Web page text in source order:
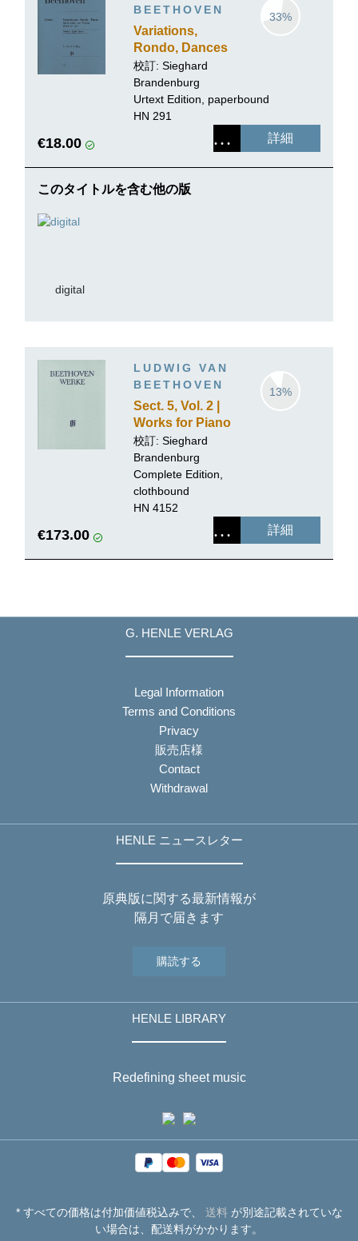
BEETHOVEN
Variations,
Rondo, Dances
for Piano and
Violin
33%
校訂: Sieghard
Brandenburg
Urtext Edition, paperbound
HN 291
€18.00 詳細
このタイトルを含む他の版
digital
LUDWIG VAN
BEETHOVEN
Sect. 5, Vol. 2 |
Works for Piano
and Violin,
Volume II
13%
校訂: Sieghard
Brandenburg
Complete Edition,
clothbound
HN 4152
€173.00 詳細
G. HENLE VERLAG
Legal Information
Terms and Conditions
Privacy
販売店様
Contact
Withdrawal
HENLE ニュースレター
原典版に関する最新情報が
隔月で届きます
購読する
HENLE LIBRARY
Redefining sheet music
* すべての価格は付加価値税込みで、 送料が別途記載されていな
い場合は、配送料がかかります。